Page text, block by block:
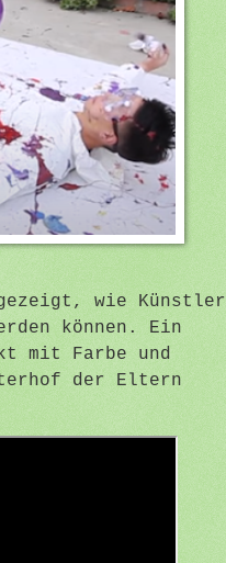
wie Künstler
können. Ein
mit Farbe und
der Eltern